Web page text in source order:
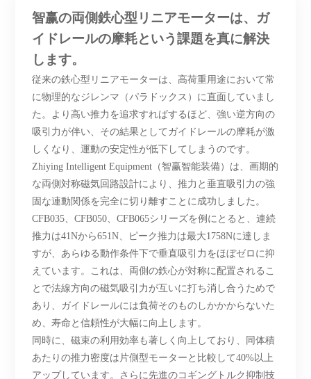
智赢の両側鉄心型リニアモーターは、ガ
イドレールの摩耗という課題を真に解決
します。
従来の鉄心型リニアモーターは、高荷重用途において常
に物理的なジレンマ（パラドックス）に直面していまし
た。より高い推力を追求すればするほど、強い逆方向の
吸引力が伴い、その結果としてガイドレールの摩耗が激
しくなり、運動の安定性が低下してしまうのです。
Zhiying Intelligent Equipment（智赢智能装備）は、画期的
な両側対称磁気回路設計により、推力と垂直吸引力の強
固な連動関係を完全に切り離すことに成功しました。
CFB035、CFB050、CFB065シリーズを例にとると、連続
推力は41Nから651N、ピーク推力は最大1758Nに達しま
すが、あらゆる動作条件下で垂直吸引力をほぼゼロに抑
えています。これは、両側の鉄心が対称に配置されるこ
とで法線方向の磁気吸引力が互いに打ち消し合うためで
あり、ガイドレールには負荷そのものしかかからないた
め、寿命と信頼性が大幅に向上します。
同時に、磁束の利用効率も著しく向上しており、同体積
あたりの推力密度は片側型モーターと比較して40%以上
アップしています。さらに先進のコギングトルク抑制技